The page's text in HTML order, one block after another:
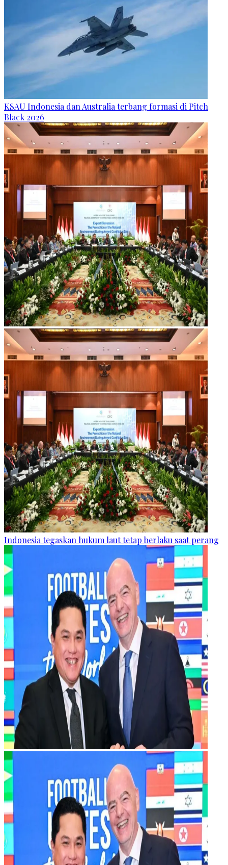
KSAU Indonesia dan Australia terbang formasi di Pitch
Black 2026
Indonesia tegaskan hukum laut tetap berlaku saat perang